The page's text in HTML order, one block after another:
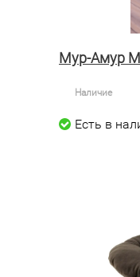
Мур-Амур
Наличие
Есть в